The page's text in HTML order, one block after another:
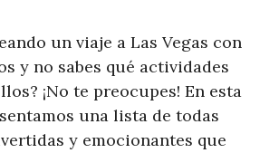
un viaje a Las Vegas con
y no sabes qué actividades
¡No te preocupes! En esta
una lista de todas
y emocionantes que